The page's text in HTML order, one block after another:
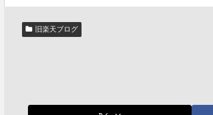
旧楽天ブログ